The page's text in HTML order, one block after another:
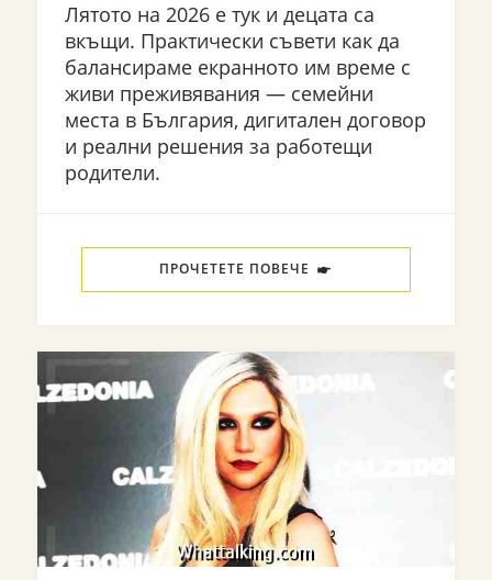
Лятото на 2026 е тук и децата са
вкъщи. Практически съвети как да
балансираме екранното им време с
живи преживявания — семейни
места в България, дигитален договор
и реални решения за работещи
родители.
ПРОЧЕТЕТЕ ПОВЕЧЕ